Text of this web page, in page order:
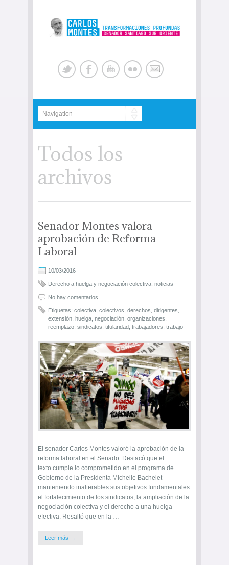
Todos los
archivos
Senador Montes valora
aprobación de Reforma
Laboral
10/03/2016
Derecho a huelga y negociación colectiva noticias
No hay comentarios
Etiquetas: colectiva colectivos derechos dirigentes
extensión huelga negociación organizaciones
reemplazo sindicatos titularidad trabajadores trabajo
El senador Carlos Montes valoró la aprobación de la
reforma laboral en el Senado. Destacó que el
texto cumple lo comprometido en el programa de
Gobierno de la Presidenta Michelle Bachelet
manteniendo inalterables sus objetivos fundamentales:
el fortalecimiento de los sindicatos, la ampliación de la
negociación colectiva y el derecho a una huelga
efectiva. Resaltó que en la …
Leer más →